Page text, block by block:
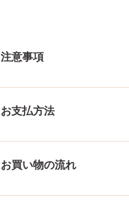
注意事項
一体一体ハンドメイドで製
測り方でも多少の誤差があ
お支払方法
メール、チャット（サイト下
様々な決済方法に対応でき
お買い物の流れ
多種多様な品ぞろえ！工場